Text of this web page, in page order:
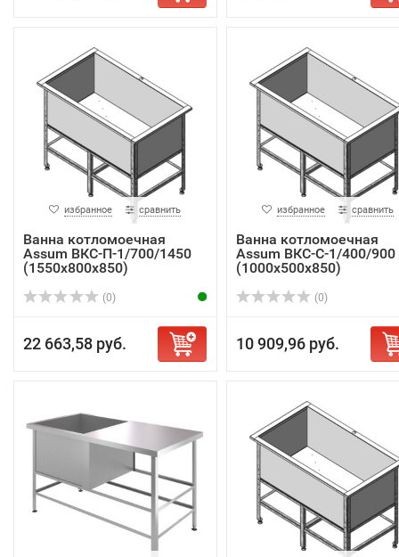
избранное сравнить
Ванна котломоечная
Assum ВКС-П-1/700/1450
(1550х800х850)
(0)
22 663,58 руб.
избранное сравнить
Ванна котломоечная
Assum ВКС-С-1/400/900
(1000х500х850)
(0)
10 909,96 руб.